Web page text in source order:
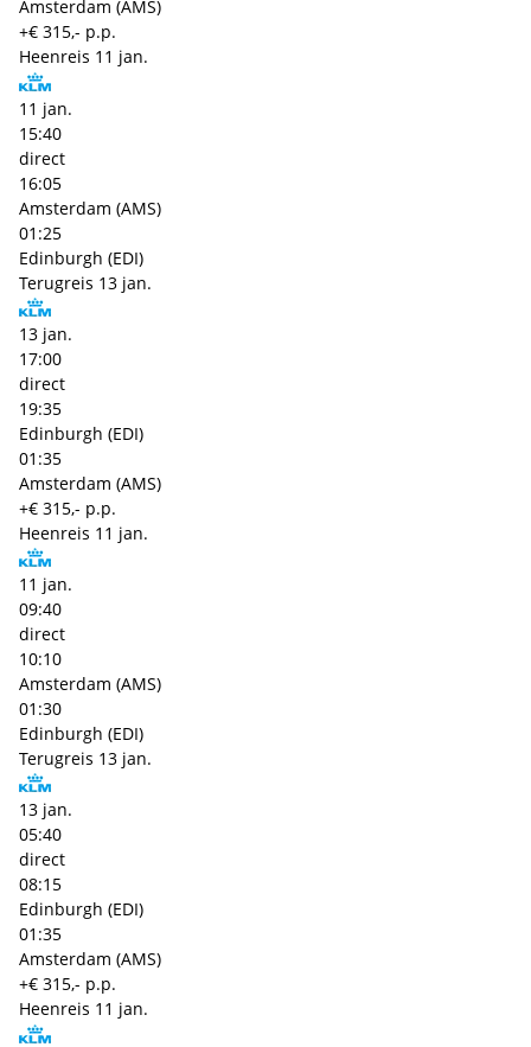
Amsterdam (AMS)
+€ 315,- p.p.
Heenreis 11 jan.
11 jan.
15:40
direct
16:05
Amsterdam (AMS)
01:25
Edinburgh (EDI)
Terugreis 13 jan.
13 jan.
17:00
direct
19:35
Edinburgh (EDI)
01:35
Amsterdam (AMS)
+€ 315,- p.p.
Heenreis 11 jan.
11 jan.
09:40
direct
10:10
Amsterdam (AMS)
01:30
Edinburgh (EDI)
Terugreis 13 jan.
13 jan.
05:40
direct
08:15
Edinburgh (EDI)
01:35
Amsterdam (AMS)
+€ 315,- p.p.
Heenreis 11 jan.